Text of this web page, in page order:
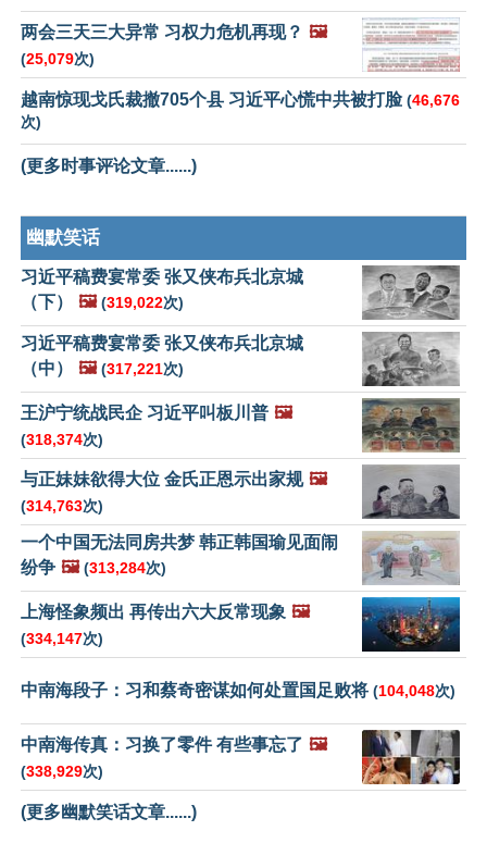
两会三天三大异常 习权力危机再现？ 🖼️
(25,079次)
越南惊现戈氏裁撤705个县 习近平心慌中共被打脸(46,676
次)
(更多时事评论文章......)
幽默笑话
习近平稿费宴常委 张又侠布兵北京城
（下）
🖼️ (319,022次)
习近平稿费宴常委 张又侠布兵北京城
（中）
🖼️ (317,221次)
王沪宁统战民企 习近平叫板川普 🖼️
(318,374次)
与正妹妹欲得大位 金氏正恩示出家规 🖼️
(314,763次)
一个中国无法同房共梦 韩正韩国瑜见面闹
纷争 🖼️ (313,284次)
上海怪象频出 再传出六大反常现象 🖼️
(334,147次)
中南海段子：习和蔡奇密谋如何处置国足败将 (104,048次)
中南海传真：习换了零件 有些事忘了 🖼️
(338,929次)
(更多幽默笑话文章......)